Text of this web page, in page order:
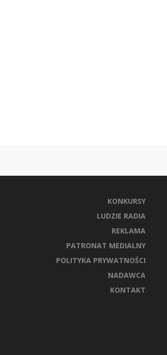
KONKURSY
LUDZIE RADIA
REKLAMA
PATRONAT MEDIALNY
POLITYKA PRYWATNOŚCI
NADAWCA
KONTAKT